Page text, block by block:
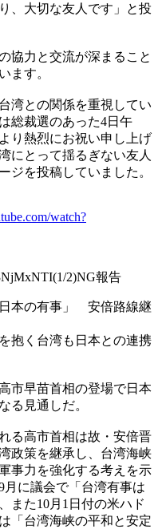
、大切な友人です」と投
協力と交流が深まること
ます。
湾との関係を重視してい
総裁選のあった4日午
り熱烈にお祝い申し上げ
にとって揺るぎない友人
ジを投稿していました。
watch?
2)NG報告
本の有事」 安倍路線継
抱く台湾も日本との連携
市早苗首相の登場で日本
る見通しだ。
る高市首相は故・安倍晋
政策を継承し、台湾海峡
事力を強化する考えを示
月に議会で「台湾有事は
また10月1日付の米ハド
「台湾海峡の平和と安定